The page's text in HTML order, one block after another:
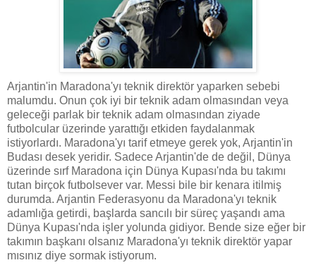
Arjantin'in Maradona'yı teknik direktör yaparken sebebi
malumdu. Onun çok iyi bir teknik adam olmasından veya
geleceği parlak bir teknik adam olmasından ziyade
futbolcular üzerinde yarattığı etkiden faydalanmak
istiyorlardı. Maradona'yı tarif etmeye gerek yok, Arjantin'in
Budası desek yeridir. Sadece Arjantin'de de değil, Dünya
üzerinde sırf Maradona için Dünya Kupası'nda bu takımı
tutan birçok futbolsever var. Messi bile bir kenara itilmiş
durumda. Arjantin Federasyonu da Maradona'yı teknik
adamlığa getirdi, başlarda sancılı bir süreç yaşandı ama
Dünya Kupası'nda işler yolunda gidiyor. Bende size eğer bir
takımın başkanı olsanız Maradona'yı teknik direktör yapar
mısınız diye sormak istiyorum.